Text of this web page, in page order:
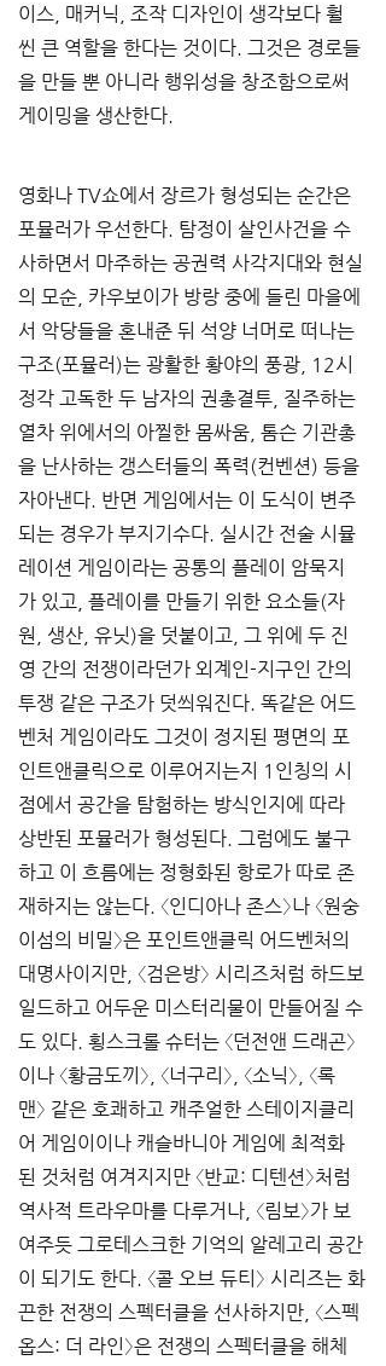
이스, 매커닉, 조작 디자인이 생각보다 훨
씬 큰 역할을 한다는 것이다. 그것은 경로들
을 만들 뿐 아니라 행위성을 창조함으로써
게이밍을 생산한다.
영화나 TV쇼에서 장르가 형성되는 순간은
포뮬러가 우선한다. 탐정이 살인사건을 수
사하면서 마주하는 공권력 사각지대와 현실
의 모순, 카우보이가 방랑 중에 들린 마을에
서 악당들을 혼내준 뒤 석양 너머로 떠나는
구조(포뮬러)는 광활한 황야의 풍광, 12시
정각 고독한 두 남자의 권총결투, 질주하는
열차 위에서의 아찔한 몸싸움, 톰슨 기관총
을 난사하는 갱스터들의 폭력(컨벤션) 등을
자아낸다. 반면 게임에서는 이 도식이 변주
되는 경우가 부지기수다. 실시간 전술 시뮬
레이션 게임이라는 공통의 플레이 암묵지
가 있고, 플레이를 만들기 위한 요소들(자
원, 생산, 유닛)을 덧붙이고, 그 위에 두 진
영 간의 전쟁이라던가 외계인-지구인 간의
투쟁 같은 구조가 덧씌워진다. 똑같은 어드
벤처 게임이라도 그것이 정지된 평면의 포
인트앤클릭으로 이루어지는지 1인칭의 시
점에서 공간을 탐험하는 방식인지에 따라
상반된 포뮬러가 형성된다. 그럼에도 불구
하고 이 흐름에는 정형화된 항로가 따로 존
재하지는 않는다. 〈인디아나 존스〉나 〈원숭
이섬의 비밀〉은 포인트앤클릭 어드벤처의
대명사이지만, 〈검은방〉 시리즈처럼 하드보
일드하고 어두운 미스터리물이 만들어질 수
도 있다. 횡스크롤 슈터는 〈던전앤 드래곤〉
이나 〈황금도끼〉, 〈너구리〉, 〈소닉〉, 〈록
맨〉 같은 호쾌하고 캐주얼한 스테이지클리
어 게임이이나 캐슬바니아 게임에 최적화
된 것처럼 여겨지지만 〈반교: 디텐션〉처럼
역사적 트라우마를 다루거나, 〈림보〉가 보
여주듯 그로테스크한 기억의 알레고리 공간
이 되기도 한다. 〈콜 오브 듀티〉 시리즈는 화
끈한 전쟁의 스펙터클을 선사하지만, 〈스펙
옵스: 더 라인〉은 전쟁의 스펙터클을 해체